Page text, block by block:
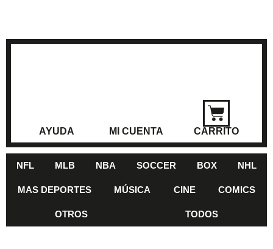
AYUDA MI CUENTA CARRITO
NFL MLB NBA SOCCER BOX NHL
MAS DEPORTES MÚSICA CINE COMICS
OTROS TODOS